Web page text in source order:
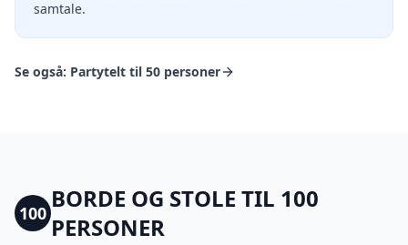
samtale.
Se også: Partytelt til 50 personer
100 BORDE OG STOLE TIL 100
PERSONER